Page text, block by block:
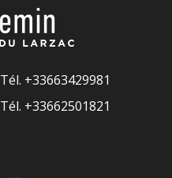
Tél. +33663429981
Tél. +33662501821